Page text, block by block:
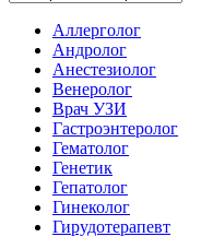
Аллерголог
Андролог
Анестезиолог
Венеролог
Врач УЗИ
Гастроэнтеролог
Гематолог
Генетик
Гепатолог
Гинеколог
Гирудотерапевт